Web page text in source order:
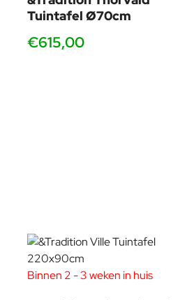
Tuintafel Ø70cm
€615,00
Binnen 2 - 3 weken in huis